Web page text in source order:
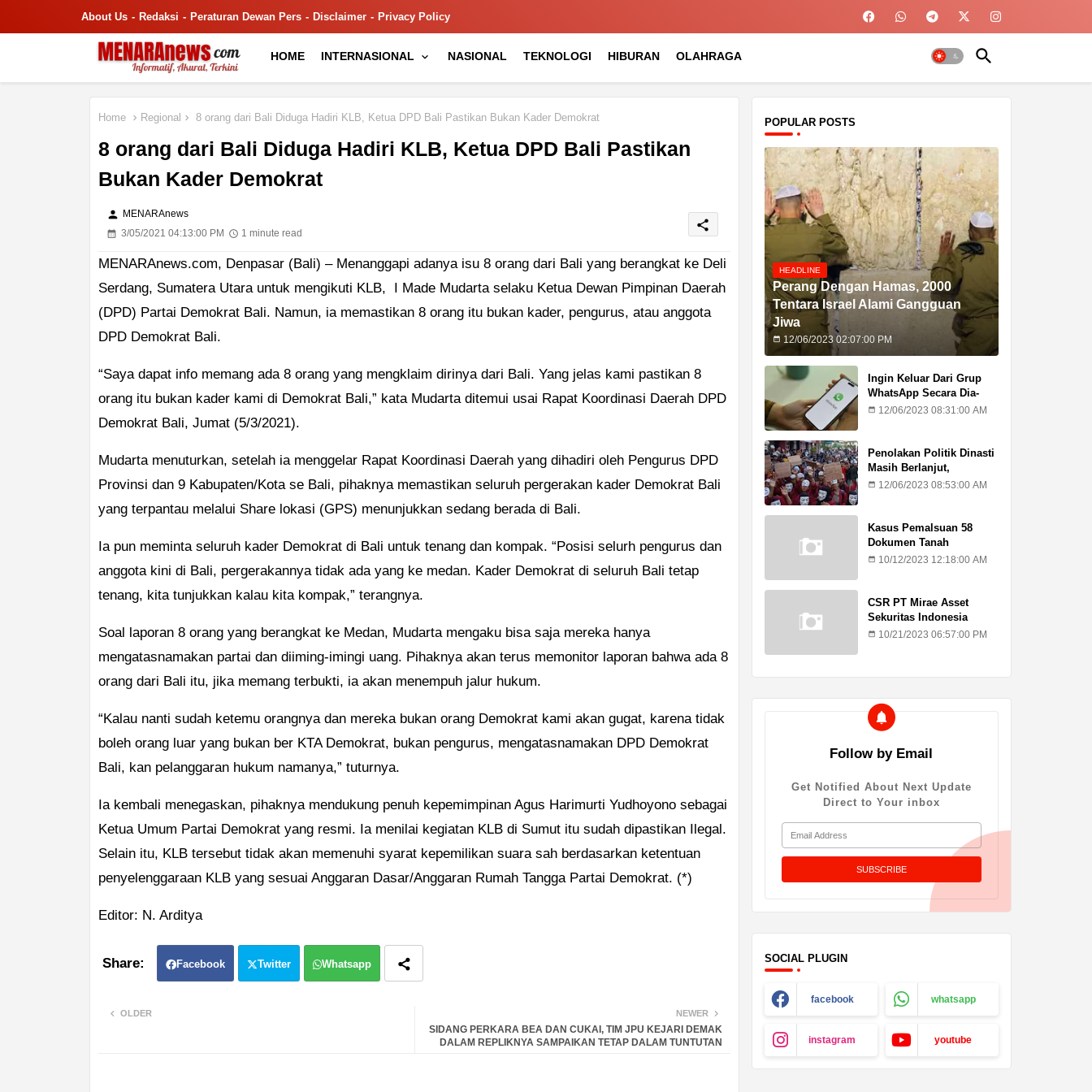
About Us Redaksi Peraturan Dewan Pers Disclaimer Privacy Policy
HOME INTERNASIONAL NASIONAL TEKNOLOGI HIBURAN OLAHRAGA
Home Regional 8 orang dari Bali Diduga Hadiri KLB, Ketua DPD Bali Pastikan Bukan Kader Demokrat
8 orang dari Bali Diduga Hadiri KLB, Ketua DPD Bali Pastikan
Bukan Kader Demokrat
person MENARAnews
3/05/2021 04:13:00 PM
1 minute read
share
MENARAnews.com, Denpasar (Bali) – Menanggapi adanya isu 8 orang dari Bali yang berangkat ke Deli
Serdang, Sumatera Utara untuk mengikuti KLB, I Made Mudarta selaku Ketua Dewan Pimpinan Daerah
(DPD) Partai Demokrat Bali. Namun, ia memastikan 8 orang itu bukan kader, pengurus, atau anggota
DPD Demokrat Bali.
“Saya dapat info memang ada 8 orang yang mengklaim dirinya dari Bali. Yang jelas kami pastikan 8
orang itu bukan kader kami di Demokrat Bali,” kata Mudarta ditemui usai Rapat Koordinasi Daerah DPD
Demokrat Bali, Jumat (5/3/2021).
Mudarta menuturkan, setelah ia menggelar Rapat Koordinasi Daerah yang dihadiri oleh Pengurus DPD
Provinsi dan 9 Kabupaten/Kota se Bali, pihaknya memastikan seluruh pergerakan kader Demokrat Bali
yang terpantau melalui Share lokasi (GPS) menunjukkan sedang berada di Bali.
Ia pun meminta seluruh kader Demokrat di Bali untuk tenang dan kompak. “Posisi selurh pengurus dan
anggota kini di Bali, pergerakannya tidak ada yang ke medan. Kader Demokrat di seluruh Bali tetap
tenang, kita tunjukkan kalau kita kompak,” terangnya.
Soal laporan 8 orang yang berangkat ke Medan, Mudarta mengaku bisa saja mereka hanya
mengatasnamakan partai dan diiming-imingi uang. Pihaknya akan terus memonitor laporan bahwa ada 8
orang dari Bali itu, jika memang terbukti, ia akan menempuh jalur hukum.
“Kalau nanti sudah ketemu orangnya dan mereka bukan orang Demokrat kami akan gugat, karena tidak
boleh orang luar yang bukan ber KTA Demokrat, bukan pengurus, mengatasnamakan DPD Demokrat
Bali, kan pelanggaran hukum namanya,” tuturnya.
Ia kembali menegaskan, pihaknya mendukung penuh kepemimpinan Agus Harimurti Yudhoyono sebagai
Ketua Umum Partai Demokrat yang resmi. Ia menilai kegiatan KLB di Sumut itu sudah dipastikan Ilegal.
Selain itu, KLB tersebut tidak akan memenuhi syarat kepemilikan suara sah berdasarkan ketentuan
penyelenggaraan KLB yang sesuai Anggaran Dasar/Anggaran Rumah Tangga Partai Demokrat. (*)
Editor: N. Arditya
Facebook Twitter Whatsapp
NEWER
SIDANG PERKARA BEA DAN CUKAI, TIM JPU KEJARI DEMAK
DALAM REPLIKNYA SAMPAIKAN TETAP DALAM TUNTUTAN
OLDER
POPULAR POSTS
HEADLINE
Perang Dengan Hamas, 2000
Tentara Israel Alami Gangguan
Jiwa
12/06/2023 02:07:00 PM
Ingin Keluar Dari Grup
WhatsApp Secara Dia-
Diam? Ini Caranya
12/06/2023 08:31:00 AM
Penolakan Politik Dinasti
Masih Berlanjut,
Mahasiswa Kritik Putusan
12/06/2023 08:53:00 AM
Kasus Pemalsuan 58
Dokumen Tanah
Kadilangu, Ahli Waris :
10/12/2023 12:18:00 AM
CSR PT Mirae Asset
Sekuritas Indonesia
Sasar Warga Rentan
10/21/2023 06:57:00 PM
Follow by Email
Get Notified About Next Update
Direct to Your inbox
SOCIAL PLUGIN
facebook whatsapp
instagram youtube